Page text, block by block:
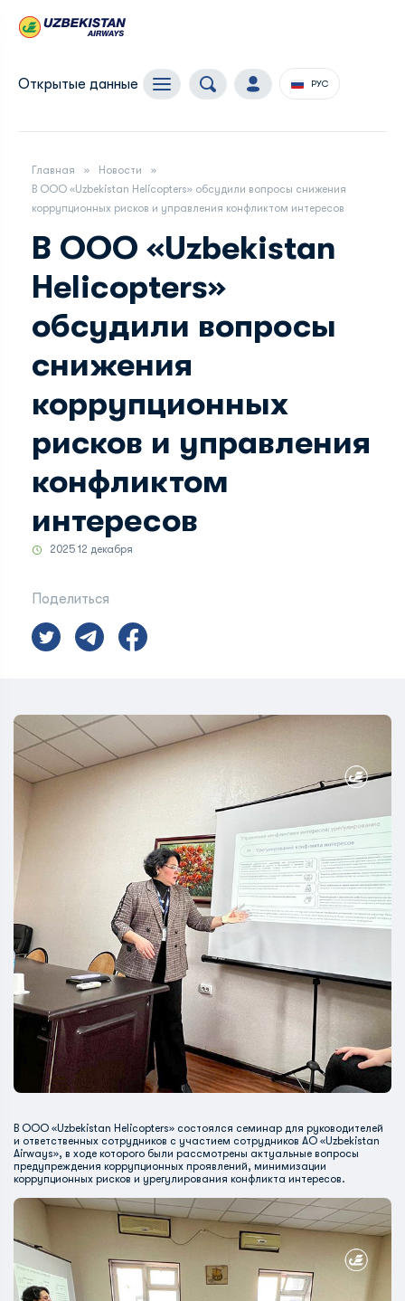
Открытые данные РУС
Главная
Новости
В ООО «Uzbekistan Helicopters» обсудили вопросы снижения
коррупционных рисков и управления конфликтом интересов
В ООО «Uzbekistan
Helicopters»
обсудили вопросы
снижения
коррупционных
рисков и управления
конфликтом
интересов
2025 12 декабря
Поделиться
В ООО «Uzbekistan Helicopters» состоялся семинар для руководителей
и ответственных сотрудников с участием сотрудников АО «Uzbekistan
Airways», в ходе которого были рассмотрены актуальные вопросы
предупреждения коррупционных проявлений, минимизации
коррупционных рисков и урегулирования конфликта интересов.